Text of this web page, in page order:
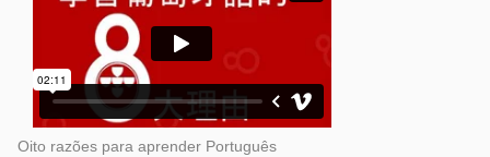
Oito razões para aprender Português